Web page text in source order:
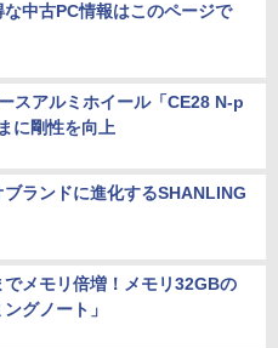
中古PC情報はこのページで
スアルミホイール「CE28 N-p
に剛性を向上
ランドに進化するSHANLING
でメモリ倍増！メモリ32GBの
グノート」